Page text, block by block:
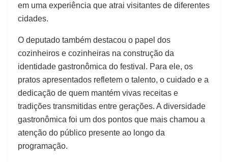
em uma experiência que atrai visitantes de diferentes
cidades.
O deputado também destacou o papel dos
cozinheiros e cozinheiras na construção da
identidade gastronômica do festival. Para ele, os
pratos apresentados refletem o talento, o cuidado e a
dedicação de quem mantém vivas receitas e
tradições transmitidas entre gerações. A diversidade
gastronômica foi um dos pontos que mais chamou a
atenção do público presente ao longo da
programação.